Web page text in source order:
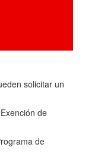
solicitar un
de
de